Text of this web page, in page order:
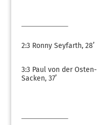
2:3 Ronny Seyfarth, 28’
3:3 Paul von der Osten-
Sacken, 37’